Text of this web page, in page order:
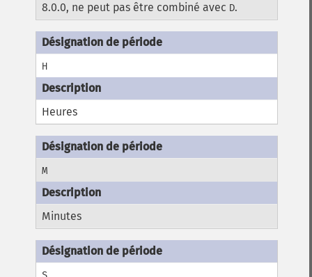
8.0.0, ne peut pas être combiné avec D.
H
Heures
M
Minutes